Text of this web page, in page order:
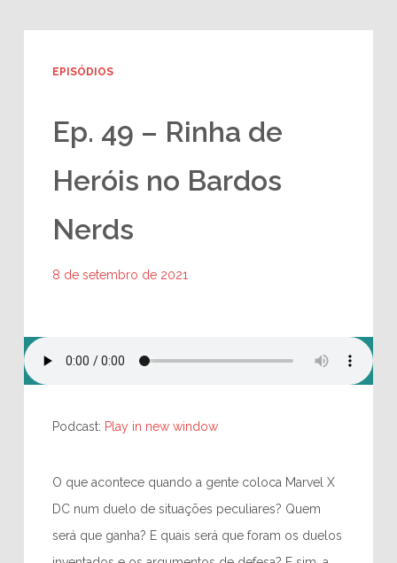
EPISÓDIOS
Ep. 49 – Rinha de
Heróis no Bardos
Nerds
8 de setembro de 2021
Podcast: Play in new window
O que acontece quando a gente coloca Marvel X
DC num duelo de situações peculiares? Quem
será que ganha? E quais será que foram os duelos